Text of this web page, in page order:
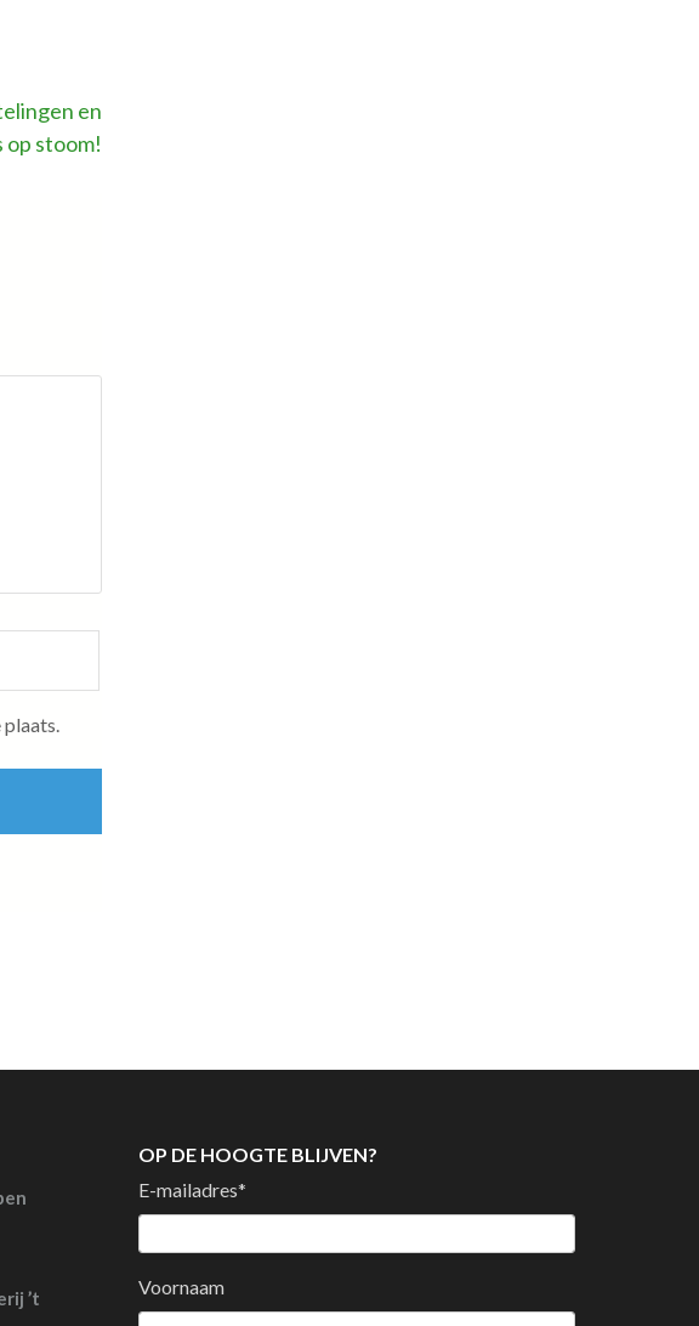
en
stoom!
’t
OP DE HOOGTE BLIJVEN?
E-mailadres*
Voornaam